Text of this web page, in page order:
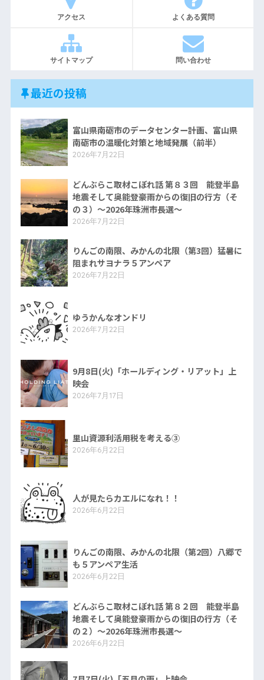
アクセス よくある質問
サイトマップ 問い合わせ
最近の投稿
富山県南砺市のデータセンター計画、富山県
南砺市の温暖化対策と地域発展（前半）
2026年7月22日
どんぶらこ取材こぼれ話 第８３回 能登半島
地震そして奥能登豪雨からの復旧の行方（そ
の３）〜2026年珠洲市長選〜
2026年7月22日
りんごの南限、みかんの北限（第3回）猛暑に
阻まれサヨナラ５アンペア
2026年7月22日
ゆうかんなオンドリ
2026年7月22日
9月8日(火)「ホールディング・リアット」上
映会
2026年7月17日
里山資源利活用税を考える③
2026年6月22日
人が見たらカエルになれ！！
2026年6月22日
りんごの南限、みかんの北限（第2回）八郷で
も５アンペア生活
2026年6月22日
どんぶらこ取材こぼれ話 第８２回 能登半島
地震そして奥能登豪雨からの復旧の行方（そ
の２）〜2026年珠洲市長選〜
2026年6月22日